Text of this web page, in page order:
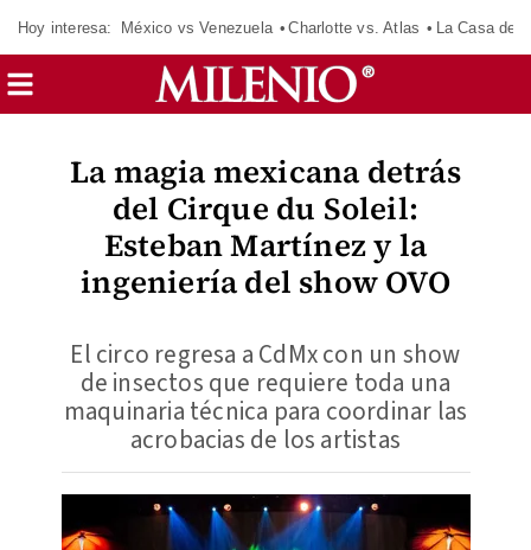
Hoy interesa: México vs Venezuela Charlotte vs. Atlas La Casa de
La magia mexicana detrás
del Cirque du Soleil:
Esteban Martínez y la
ingeniería del show OVO
El circo regresa a CdMx con un show
de insectos que requiere toda una
maquinaria técnica para coordinar las
acrobacias de los artistas